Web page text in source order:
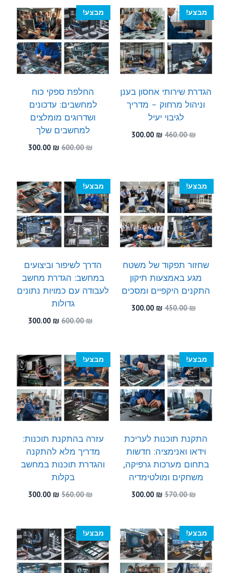
450.00 ₪.
300.00 ₪.
מבצע!
הגדרת שירותי אחסון בענן
וניהול מרחוק – מדריך
לגיבוי יעיל
460.00₪
המחיר
300.00 ₪
מבצע!
החלפת ספקי כוח
למחשבים: עדכונים
ושדרוגים מומלצים
למחשבים שלך
600.00₪
המחיר
600.00 ₪.
300.00 ₪
המחיר
מבצע!
שחזור תפקוד של משטח
מגע באמצעות תיקון
התקנים היקפיים ומסכים
450.00₪
המחיר
300.00 ₪
מבצע!
הדרך לשיפור וביצועים
במחשב: הגדרת מחשב
לעבודה עם כמויות נתונים
גדולות
600.00₪
המחיר
600.00 ₪.
300.00 ₪
המחיר
300.00 ₪.
מבצע!
התקנת תוכנות לעריכת
וידאו ואנימציה: חדשות
בתחום מערכות גרפיקה,
משחקים ומולטימדיה
570.00₪
המחיר
570.00 ₪.
300.00 ₪
300.00 ₪.
מבצע!
עזרה בהתקנת תוכנות:
מדריך מלא להתקנה
והגדרת תוכנות במחשב
בקלות
560.00₪
המחיר
560.00 ₪.
300.00 ₪
המחיר
300.00 ₪.
מבצע! מבצע!